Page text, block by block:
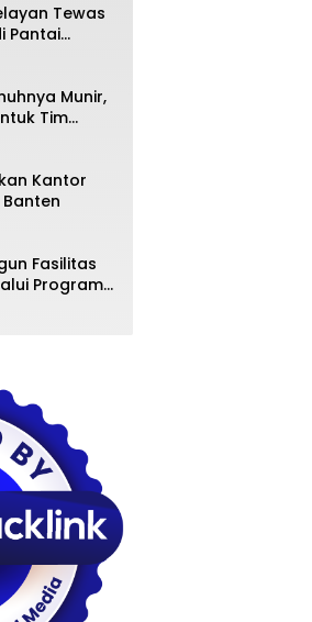
Tewas
Pantai
Munir,
Tim
Kantor
Banten
Fasilitas
Program